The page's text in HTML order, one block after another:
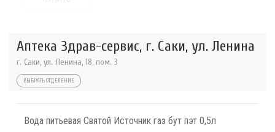
Аптека Здрав-сервис, г. Саки, ул. Ленина
г. Саки, ул. Ленина, 18, пом. 3
ВЫБРАТЬ ОТДЕЛЕНИЕ
Вода питьевая Святой Источник газ бут пэт 0,5л